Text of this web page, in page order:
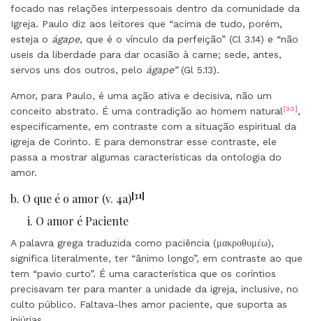
focado nas relações interpessoais dentro da comunidade da
Igreja. Paulo diz aos leitores que “acima de tudo, porém,
esteja o ágape, que é o vínculo da perfeição” (Cl 3.14) e “não
useis da liberdade para dar ocasião à carne; sede, antes,
servos uns dos outros, pelo ágape”(Gl 5.13).
Amor, para Paulo, é uma ação ativa e decisiva, não um
conceito abstrato. É uma contradição ao homem natural [30],
especificamente, em contraste com a situação espiritual da
igreja de Corinto. E para demonstrar esse contraste, ele
passa a mostrar algumas características da ontologia do
amor.
b. O que é o amor (v. 4a)[31]
i. O amor é Paciente
A palavra grega traduzida como paciência (μακροθυμέω),
significa literalmente, ter “ânimo longo”, em contraste ao que
tem “pavio curto”. É uma característica que os coríntios
precisavam ter para manter a unidade da igreja, inclusive, no
culto público. Faltava-lhes amor paciente, que suporta as